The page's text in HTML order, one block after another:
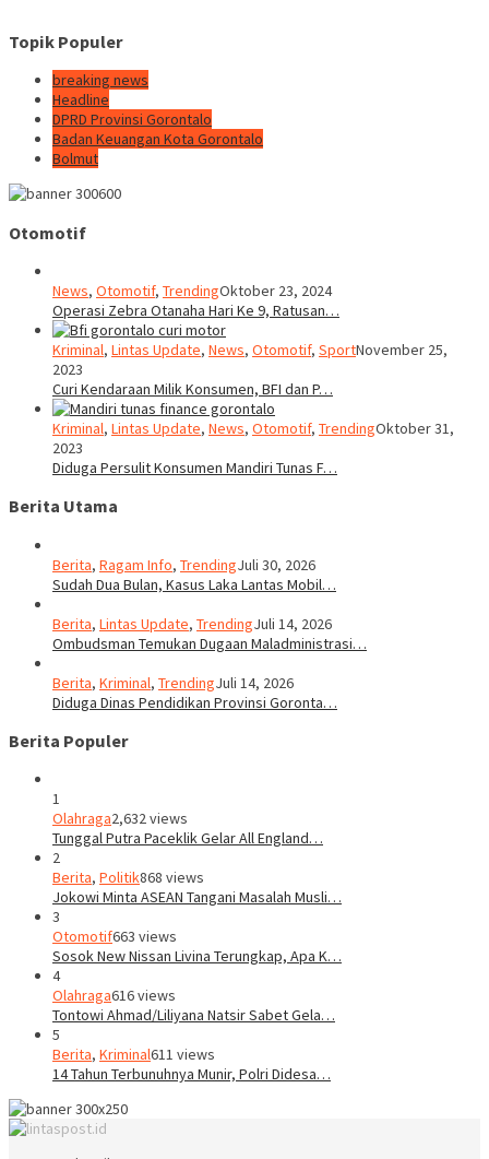
Topik Populer
breaking news
Headline
DPRD Provinsi Gorontalo
Badan Keuangan Kota Gorontalo
Bolmut
Otomotif
News, Otomotif, TrendingOktober 23, 2024
Operasi Zebra Otanaha Hari Ke 9, Ratusan…
Kriminal, Lintas Update, News, Otomotif, SportNovember 25,
2023
Curi Kendaraan Milik Konsumen, BFI dan P…
Kriminal, Lintas Update, News, Otomotif, TrendingOktober 31,
2023
Diduga Persulit Konsumen Mandiri Tunas F…
Berita Utama
Berita, Ragam Info, TrendingJuli 30, 2026
Sudah Dua Bulan, Kasus Laka Lantas Mobil…
Berita, Lintas Update, TrendingJuli 14, 2026
Ombudsman Temukan Dugaan Maladministrasi…
Berita, Kriminal, TrendingJuli 14, 2026
Diduga Dinas Pendidikan Provinsi Goronta…
Berita Populer
1
Olahraga2,632 views
Tunggal Putra Paceklik Gelar All England…
2
Berita, Politik868 views
Jokowi Minta ASEAN Tangani Masalah Musli…
3
Otomotif663 views
Sosok New Nissan Livina Terungkap, Apa K…
4
Olahraga616 views
Tontowi Ahmad/Liliyana Natsir Sabet Gela…
5
Berita, Kriminal611 views
14 Tahun Terbunuhnya Munir, Polri Didesa…